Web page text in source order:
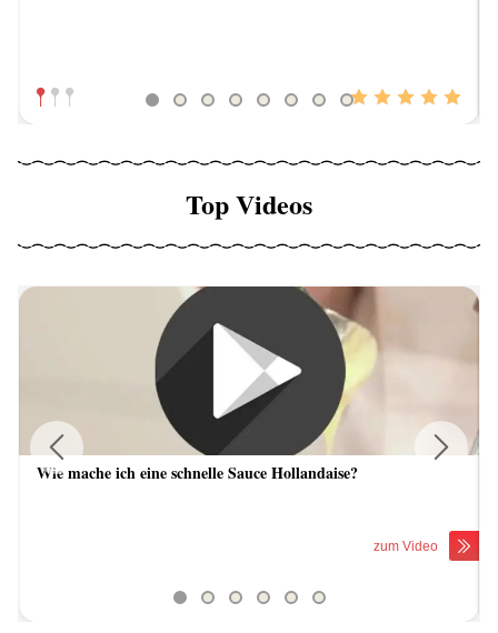
Top Videos
Wie mache ich eine schnelle Sauce Hollandaise?
zum Video
Previous